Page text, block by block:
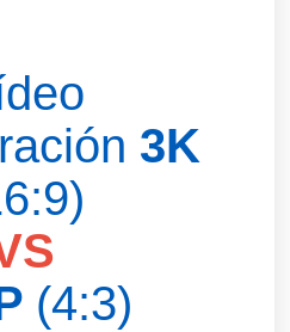
3K
(4:3)